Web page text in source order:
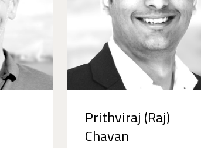
Prithviraj (Raj)
Chavan